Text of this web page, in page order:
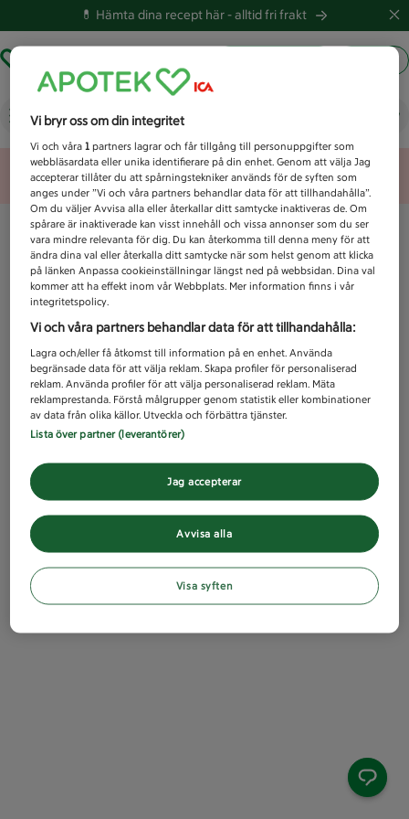
💊 Hämta dina recept här -alltid fri frakt
Vad letar du efter idag?
Unknown error
Vi bryr oss om din integritet
Vi och våra1 partners lagrar och får tillgång till personuppgifter som
webbläsardata eller unika identifierare på din enhet. Genom att välja Jag
accepterar tillåter du att spårningstekniker används för de syften som
anges under ”Vi och våra partners behandlar data för att tillhandahålla”.
Om du väljer Avvisa alla eller återkallar ditt samtycke inaktiveras de. Om
spårare är inaktiverade kan visst innehåll och vissa annonser som du ser
vara mindre relevanta för dig. Du kan återkomma till denna meny för att
ändra dina val eller återkalla ditt samtycke när som helst genom att klicka
på länken Anpassa cookieinställningar längst ned på webbsidan. Dina val
kommer att ha effekt inom vår Webbplats. Mer information finns i vår
integritetspolicy.
Vi och våra partners behandlar data för att tillhandahålla:
Lagra och/eller få åtkomst till information på en enhet. Använda
begränsade data för att välja reklam. Skapa profiler för personaliserad
reklam. Använda profiler för att välja personaliserad reklam. Mäta
reklamprestanda. Förstå målgrupper genom statistik eller kombinationer
av data från olika källor. Utveckla och förbättra tjänster.
Lista över partner (leverantörer)
Avvisa alla
Jag accepterar
Visa syften